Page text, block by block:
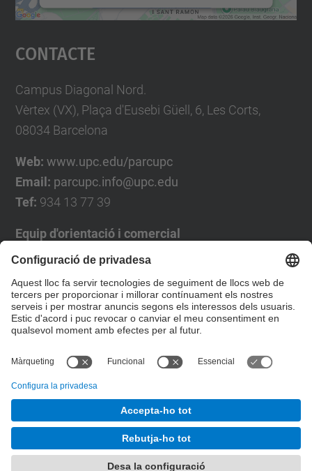
Accepta
powered by
Contacte
Campus Diagonal Nord.
Vèrtex (VX), Plaça d'Eusebi Güell, 6, Les Corts,
08034 Barcelona
Web: www.upc.edu/parcupc
Email: parcupc.info@upc.edu
Tef: 934 13 77 39
Equip d'orientació i comercial
José Luís Grande
Tel. 93 4137194
jose.luis.grande@upc.edu
Formulari de contacte
Desenvolupat amb